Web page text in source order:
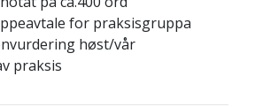
for praksisgruppa
høst/vår
praksis